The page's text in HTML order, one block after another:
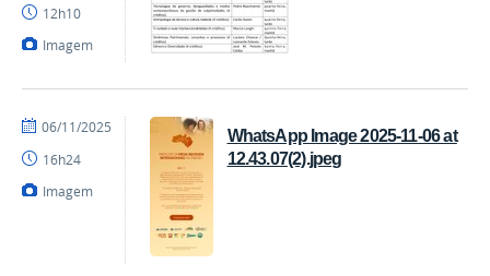
12h10
Imagem
WhatsApp Image 2025-11-06 at
12.43.07(2).jpeg
por
publicado
06/11/2025
16h24
Imagem